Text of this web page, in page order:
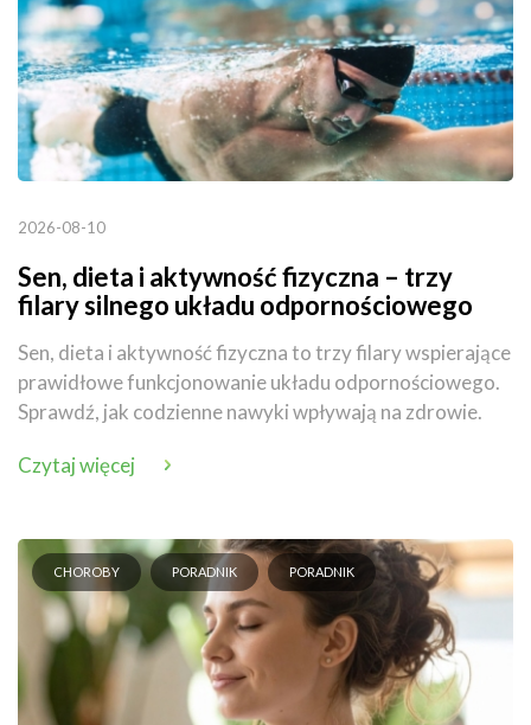
2026-08-10
Sen, dieta i aktywność fizyczna – trzy
filary silnego układu odpornościowego
Sen, dieta i aktywność fizyczna to trzy filary wspierające
prawidłowe funkcjonowanie układu odpornościowego.
Sprawdź, jak codzienne nawyki wpływają na zdrowie.
Czytaj więcej
CHOROBY PORADNIK PORADNIK